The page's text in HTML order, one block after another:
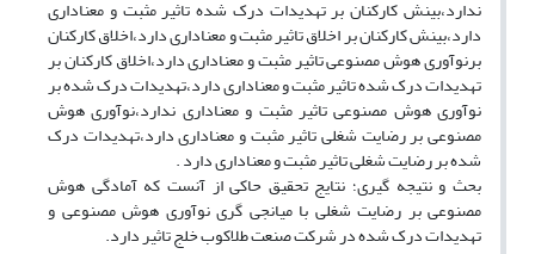
ندارد،بینش کارکنان بر تهدیدات درک شده تاثیر مثبت و معناداری
دارد،بینش کارکنان بر اخلاق تاثیر مثبت و معناداری دارد،اخلاق کارکنان
برنوآوری هوش مصنوعی تاثیر مثبت و معناداری دارد،اخلاق کارکنان بر
تهدیدات درک شده تاثیر مثبت و معناداری دارد،تهدیدات درک شده بر
نوآوری هوش مصنوعی تاثیر مثبت و معناداری ندارد،نوآوری هوش
مصنوعی بر رضایت شغلی تاثیر مثبت و معناداری دارد،تهدیدات درک
شده بر رضایت شغلی تاثیر مثبت و معناداری دارد .
بحث و نتیجه گیری؛ نتایج تحقیق حاکی از آنست که آمادگی هوش
مصنوعی بر رضایت شغلی با میانجی گری نوآوری هوش مصنوعی و
تهدیدات درک شده در شرکت صنعت طلاکوب خلج تاثیر دارد.